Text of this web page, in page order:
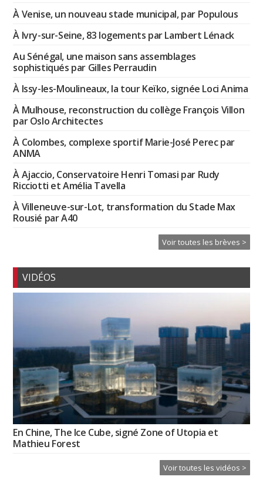
À Venise, un nouveau stade municipal, par Populous
À Ivry-sur-Seine, 83 logements par Lambert Lénack
Au Sénégal, une maison sans assemblages
sophistiqués par Gilles Perraudin
À Issy-les-Moulineaux, la tour Keïko, signée Loci Anima
À Mulhouse, reconstruction du collège François Villon
par Oslo Architectes
À Colombes, complexe sportif Marie-José Perec par
ANMA
À Ajaccio, Conservatoire Henri Tomasi par Rudy
Ricciotti et Amélia Tavella
À Villeneuve-sur-Lot, transformation du Stade Max
Rousié par A40
Voir toutes les brèves >
VIDÉOS
En Chine, The Ice Cube, signé Zone of Utopia et
Mathieu Forest
Voir toutes les vidéos >